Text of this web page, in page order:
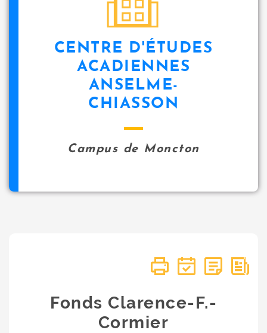
CENTRE D'ÉTUDES
ACADIENNES
ANSELME-
CHIASSON
Campus de Moncton
Fonds Clarence-F.-
Cormier